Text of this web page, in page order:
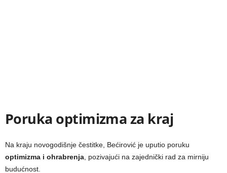
Poruka optimizma za kraj
Na kraju novogodišnje čestitke, Bećirović je uputio poruku
optimizma i ohrabrenja, pozivajući na zajednički rad za mirniju
budućnost.